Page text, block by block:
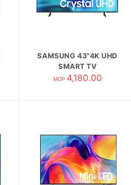
SAMSUNG 43"4K UHD
SMART TV
UA43U8500HJXZK
MOP 4,180.00